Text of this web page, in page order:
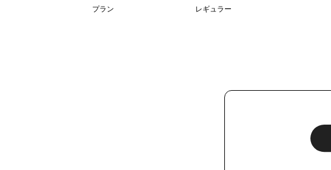
プラン
レギュラー